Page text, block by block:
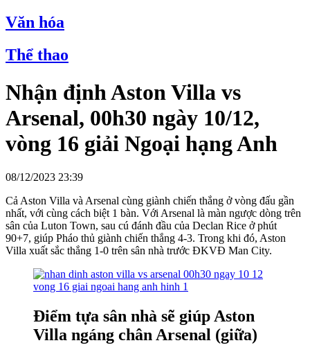
Văn hóa
Thể thao
Nhận định Aston Villa vs
Arsenal, 00h30 ngày 10/12,
vòng 16 giải Ngoại hạng Anh
08/12/2023 23:39
Cả Aston Villa và Arsenal cùng giành chiến thắng ở vòng đấu gần
nhất, với cùng cách biệt 1 bàn. Với Arsenal là màn ngược dòng trên
sân của Luton Town, sau cú đánh đầu của Declan Rice ở phút
90+7, giúp Pháo thủ giành chiến thắng 4-3. Trong khi đó, Aston
Villa xuất sắc thắng 1-0 trên sân nhà trước ĐKVĐ Man City.
Điểm tựa sân nhà sẽ giúp Aston
Villa ngáng chân Arsenal (giữa)